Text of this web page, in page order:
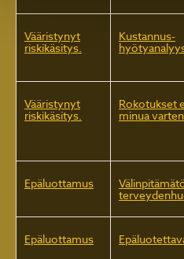
Vääristynyt
riskikäsitys.
Kustannus-
Vääristynyt
riskikäsitys.
Rokotukset
minua varten
Epäluottamus
Epäluottamus